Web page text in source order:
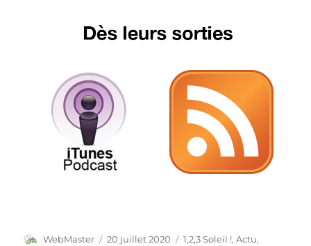
Auteur
WebMaster
Publié
20 juillet 2020 Catégories
1,2,3 Soleil !,Actu,